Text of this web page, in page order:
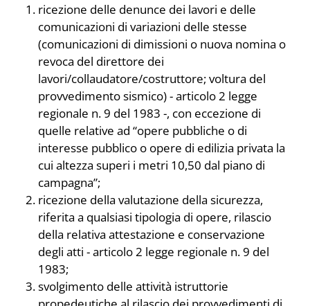
ricezione delle denunce dei lavori e delle
comunicazioni di variazioni delle stesse
(comunicazioni di dimissioni o nuova nomina o
revoca del direttore dei
lavori/collaudatore/costruttore; voltura del
provvedimento sismico) - articolo 2 legge
regionale n. 9 del 1983 -, con eccezione di
quelle relative ad “opere pubbliche o di
interesse pubblico o opere di edilizia privata la
cui altezza superi i metri 10,50 dal piano di
campagna”;
ricezione della valutazione della sicurezza,
riferita a qualsiasi tipologia di opere, rilascio
della relativa attestazione e conservazione
degli atti - articolo 2 legge regionale n. 9 del
1983;
svolgimento delle attività istruttorie